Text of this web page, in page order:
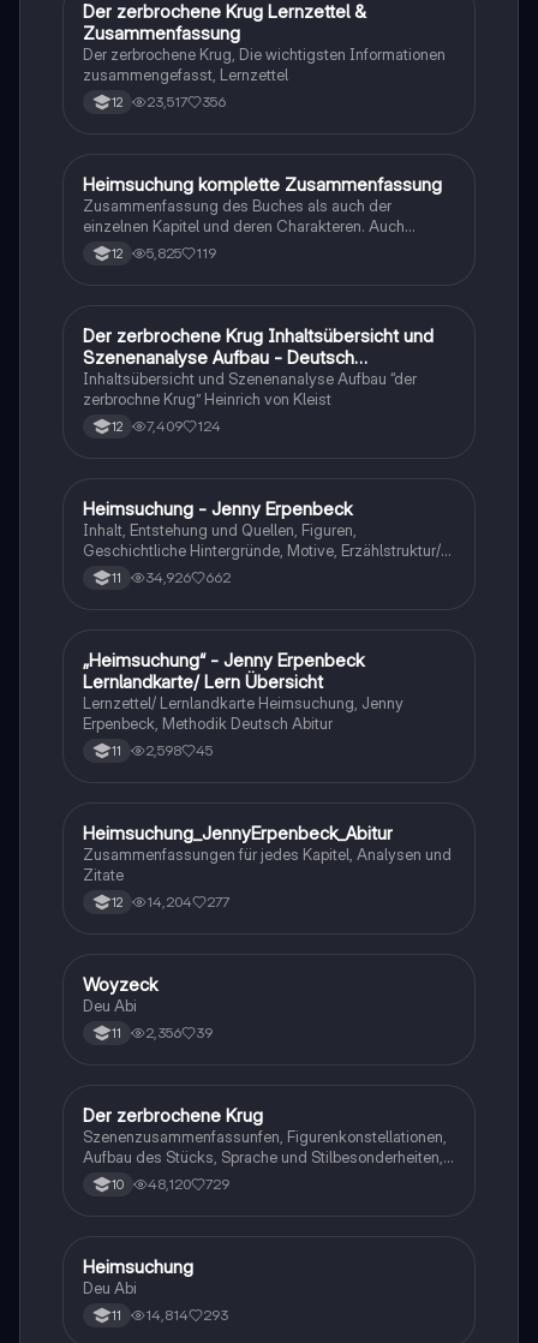
Deutsch
Der zerbrochene Krug Lernzettel &
Zusammenfassung
Der zerbrochene Krug, Die wichtigsten Informationen
zusammengefasst, Lernzettel
12 23,517 356
Deutsch
Heimsuchung komplette Zusammenfassung
Zusammenfassung des Buches als auch der
einzelnen Kapitel und deren Charakteren. Auch
tabellarisch. Im Unterricht ohne KI erstellt
12 5,825 119
Deutsch
Der zerbrochene Krug Inhaltsübersicht und
Szenenanalyse Aufbau - Deutsch
Q1/Q2/Abitur
Inhaltsübersicht und Szenenanalyse Aufbau “der
zerbrochne Krug” Heinrich von Kleist
12 7,409 124
Deutsch
Heimsuchung - Jenny Erpenbeck
Inhalt, Entstehung und Quellen, Figuren,
Geschichtliche Hintergründe, Motive, Erzählstruktur/-
stil 11 34,926 662
Deutsch
„Heimsuchung“ - Jenny Erpenbeck
Lernlandkarte/ Lern Übersicht
Lernzettel/ Lernlandkarte Heimsuchung, Jenny
Erpenbeck, Methodik Deutsch Abitur
11 2,598 45
Deutsch
Heimsuchung_JennyErpenbeck_Abitur
Zusammenfassungen für jedes Kapitel, Analysen und
Zitate
12 14,204 277
Deutsch
Woyzeck
Deu Abi
11 2,356 39
Deutsch
Der zerbrochene Krug
Szenenzusammenfassunfen, Figurenkonstellationen,
Aufbau des Stücks, Sprache und Stilbesonderheiten,
Aussageabsicht, Thematik, Interpretation
10 48,120 729
Deutsch
Heimsuchung
Deu Abi
11 14,814 293